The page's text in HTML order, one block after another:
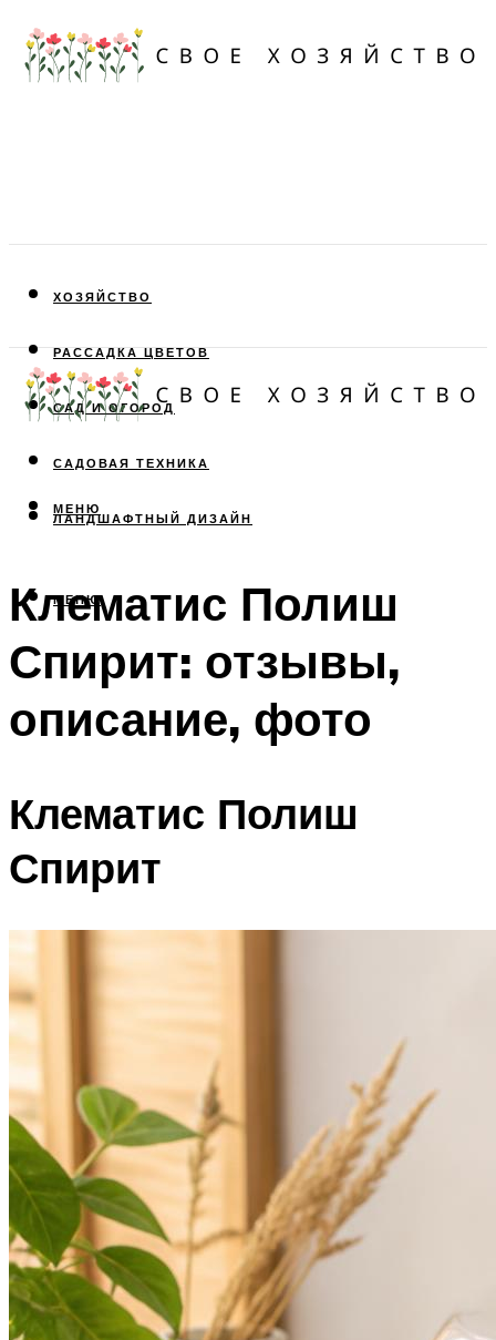
ХОЗЯЙСТВО
РАССАДКА ЦВЕТОВ
САД И ОГОРОД
САДОВАЯ ТЕХНИКА
ЛАНДШАФТНЫЙ ДИЗАЙН
МЕНЮ
МЕНЮ
Клематис Полиш
Спирит: отзывы,
описание, фото
Клематис Полиш
Спирит